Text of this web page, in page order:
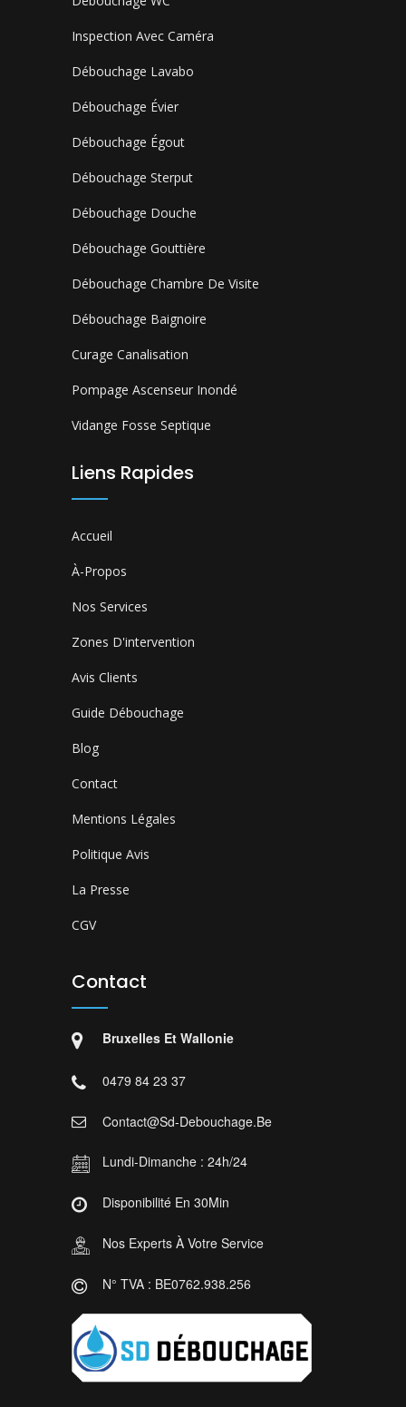
Inspection Avec Caméra
Débouchage Lavabo
Débouchage Évier
Débouchage Égout
Débouchage Sterput
Débouchage Douche
Débouchage Gouttière
Débouchage Chambre De Visite
Débouchage Baignoire
Curage Canalisation
Pompage Ascenseur Inondé
Vidange Fosse Septique
Liens Rapides
Accueil
À-Propos
Nos Services
Zones D'intervention
Avis Clients
Guide Débouchage
Blog
Contact
Mentions Légales
Politique Avis
La Presse
CGV
Contact
Bruxelles Et Wallonie
0479 84 23 37
Contact@sd-Debouchage.be
Lundi-Dimanche : 24h/24
Disponibilité En 30Min
Nos Experts À Votre Service
N° TVA : BE0762.938.256